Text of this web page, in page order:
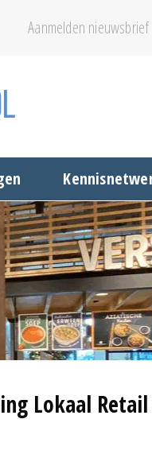
Aanmelden nieuwsbrief
Lokaal